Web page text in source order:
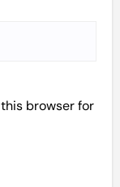
browser for